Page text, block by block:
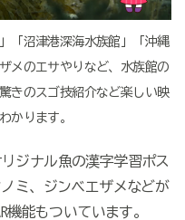
「沼津港深海水族館」「沖縄
メのエサやりなど、水族館の
きのスゴ技紹介など楽しい映
かります。
ジナル魚の漢字学習ポス
ミ、ジンベエザメなどが
機能もついています。